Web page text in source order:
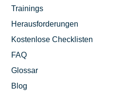
Trainings
Herausforderungen
Kostenlose Checklisten
FAQ
Glossar
Blog